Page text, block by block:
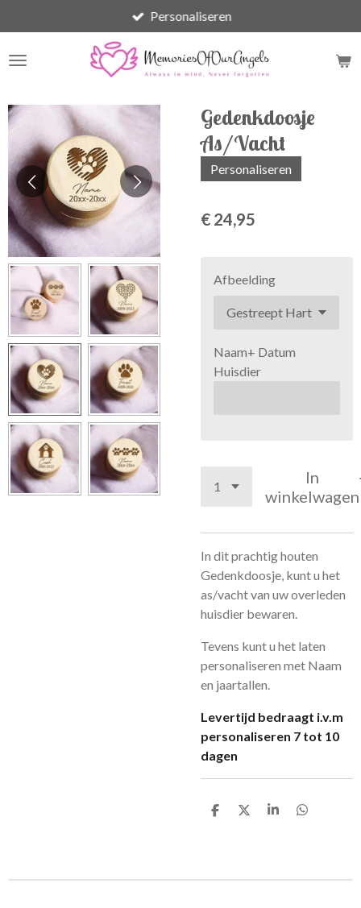
direct
naar
Personaliseren
Gedenkdoosje
As/Vacht
Personaliseren
€ 24,95
Afbeelding
Naam+ Datum
Huisdier
In
winkelwagen
In dit prachtig houten
Gedenkdoosje, kunt u het
as/vacht van uw overleden
huisdier bewaren.
Tevens kunt u het laten
personaliseren met Naam
en jaartallen.
Levertijd bedraagt i.v.m
personaliseren 7 tot 10
dagen
D
D
S
D